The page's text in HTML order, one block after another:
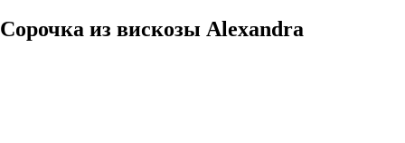
Сорочка из вискозы Alexandra